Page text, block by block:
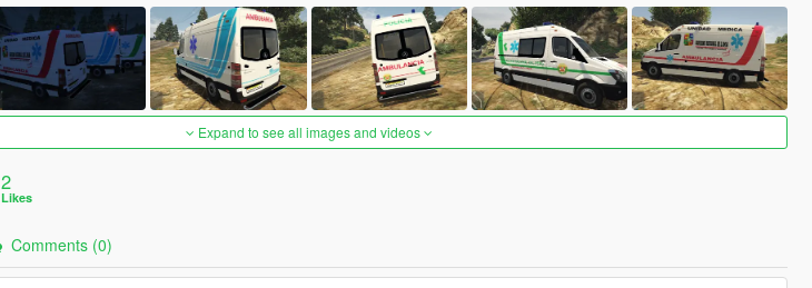
Expand to see all images and videos
2
Likes
Comments (0)